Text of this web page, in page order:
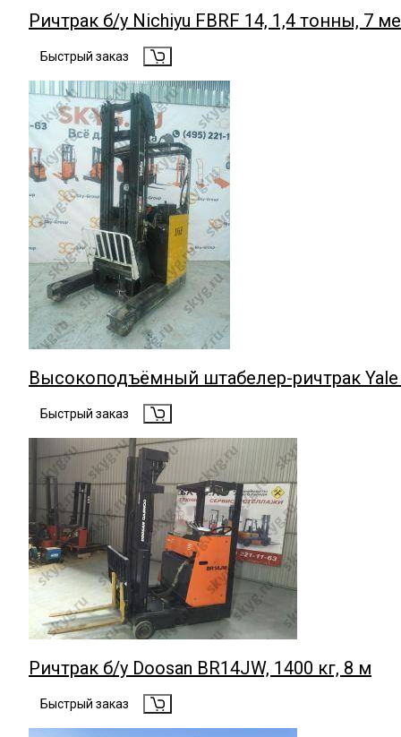
Ричтрак б/у Nichiyu FBRF 14, 1,4 тонны, 7
Быстрый заказ
Высокоподъёмный штабелер-ричтрак
Быстрый заказ
Ричтрак б/у Doosan BR14JW, 1400 кг, 8 м
Быстрый заказ